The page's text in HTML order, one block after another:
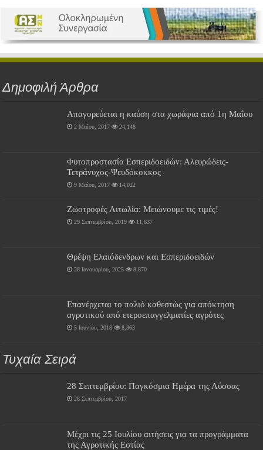
Δημοφιλή Άρθρα
Απαγορεύεται η καύση στα χωράφια από 1η Μαΐου
2 Μαΐου, 2017 24,148
Φυτοπροστασία Εσπεριδοειδών: Αλευρώδεις-
Τετράνυχος-Ψευδόκοκκος
9 Μαΐου, 2017 14,022
Ζωοτροφές Αιτωλία: Μειώνουμε τις τιμές!
29 Σεπτεμβρίου, 2019 11,637
Θρέψη Ελαιόδενδρων και Εσπεριδοειδών
28 Ιανουαρίου, 2025 8,870
Επανέρχεται το παλιό καθεστώς για απόκτηση
αγροτικού από ετεροεπαγγελματίες αγρότες
5 Ιουνίου, 2018 8,863
Τυχαία Σειρά
28 Σεπτεμβρίου: Παγκόσμια Ημέρα της Λύσσας
28 Σεπτεμβρίου, 2017
Μέχρι τις 25 Ιουλίου αιτήσεις για τα προγράμματα
της Αγροτικής Εστίας